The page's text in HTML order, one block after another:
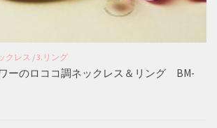
クレス /3.リング
ーのロココ調ネックレス＆リング BM-